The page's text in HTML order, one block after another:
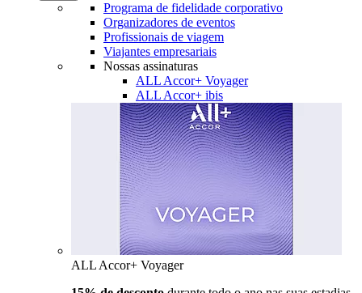
Programa de fidelidade corporativo
Organizadores de eventos
Profissionais de viagem
Viajantes empresariais
Nossas assinaturas
ALL Accor+ Voyager
ALL Accor+ ibis
ALL Accor+ Voyager